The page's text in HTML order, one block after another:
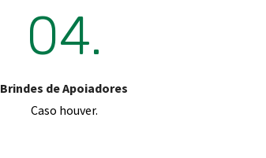
04.
Brindes de Apoiadores
Caso houver.